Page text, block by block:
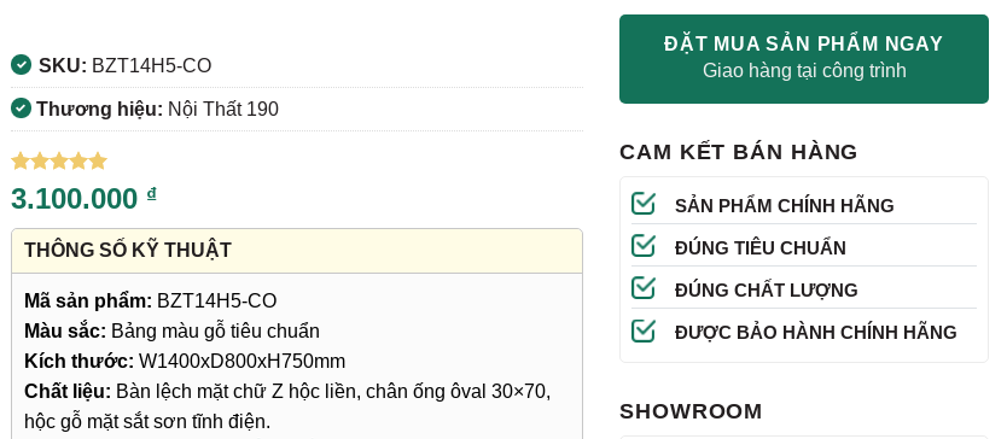
SKU: BZT14H5-CO
Thương hiệu: Nội Thất 190
5trên 5
dựa trên
1
đánh giá
3.100.000 ₫
THÔNG SỐ KỸ THUẬT
Mã sản phẩm: BZT14H5-CO
Màu sắc: Bảng màu gỗ tiêu chuẩn
Kích thước: W1400xD800xH750mm
Chất liệu: Bàn lệch mặt chữ Z hộc liền, chân ống ôval 30×70,
hộc gỗ mặt sắt sơn tĩnh điện.
ĐẶT MUA SẢN PHẨM NGAY
Giao hàng tại công trình
CAM KẾT BÁN HÀNG
SẢN PHẨM CHÍNH HÃNG
ĐÚNG TIÊU CHUẨN
ĐÚNG CHẤT LƯỢNG
ĐƯỢC BẢO HÀNH CHÍNH HÃNG
SHOWROOM